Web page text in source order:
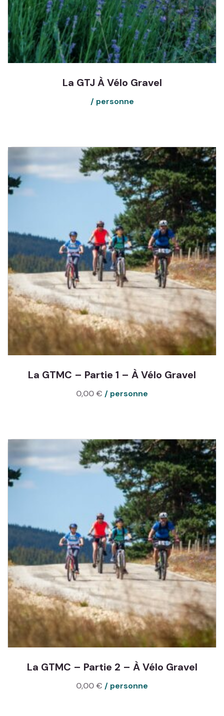
La GTJ À Vélo Gravel
La GTMC – Partie 1 – À Vélo Gravel
0,00€
La GTMC – Partie 2 – À Vélo Gravel
0,00€